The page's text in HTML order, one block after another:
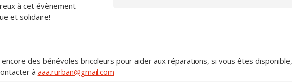
à cet évènement
et solidaire!
encore des bénévoles bricoleurs pour aider aux réparations, si vous êtes disponible,
à aaa.rurban@gmail.com